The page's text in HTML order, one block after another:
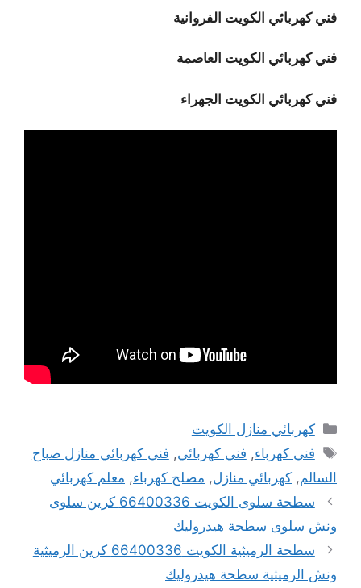
فني كهربائي الكويت الفروانية
فني كهربائي الكويت العاصمة
فني كهربائي الكويت الجهراء
التصنيفات
كهربائي منازل الكويت
الوسوم
فني كهرباء, فني كهربائي, فني كهربائي منازل صباح
السالم, كهربائي منازل, مصلح كهرباء, معلم كهربائي
سطحة سلوى الكويت 66400336 كرين سلوى
ونش سلوى سطحة هيدروليك
سطحة الرميثية الكويت 66400336 كرين الرميثية
ونش الرميثية سطحة هيدروليك